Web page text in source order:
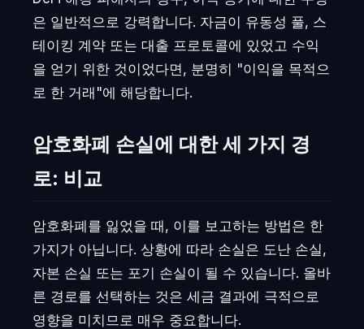
은 일반적으로 강력합니다. 자금이 유동성 풀, 스
테이킹 계약 또는 대출 프로토콜에 있었고 수익
을 얻기 위한 것이었다면, 분명히 "이익을 목적으
로 한 거래"에 해당합니다.
암호화폐 손실에 대한 세 가지 경
로: 비교
암호화폐를 잃었을 때, 이를 보고하는 방법은 한
가지가 아닙니다. 상황에 따라 손실은 도난 손실,
자본 손실 또는 포기 손실이 될 수 있습니다. 올바
른 경로를 선택하는 것은 세금 결과에 극적으로
영향을 미치므로 매우 중요합니다.